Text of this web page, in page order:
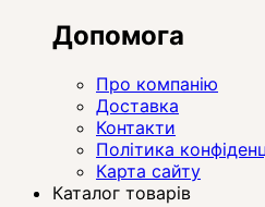
Допомога
Про компанію
Доставка
Контакти
Політика
Карта сайту
Каталог товарів